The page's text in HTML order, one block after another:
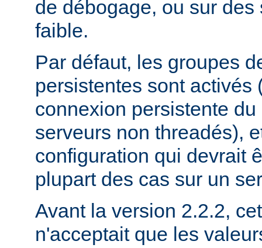
de débogage, ou sur
faible.
Par défaut, les groupes
persistentes sont activés
connexion persistente
serveurs non threadés),
configuration qui devrait
plupart des cas sur un
Avant la version 2.2.2,
n'acceptait que les